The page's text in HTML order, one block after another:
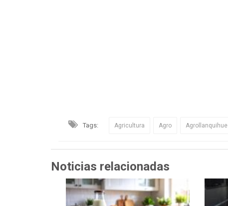
Tags: Agricultura Agro Agrollanquihue
Noticias relacionadas